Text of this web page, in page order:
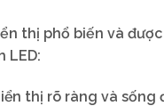
thị phổ biến và
LED:
thị rõ ràng và sống